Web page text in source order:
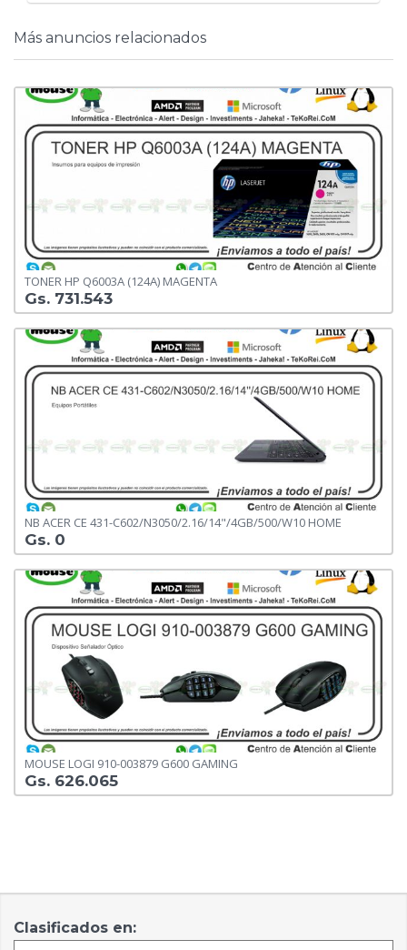
Más anuncios relacionados
TONER HP Q6003A (124A) MAGENTA
Gs. 731.543
NB ACER CE 431-C602/N3050/2.16/14"/4GB/500/W10 HOME
Gs. 0
MOUSE LOGI 910-003879 G600 GAMING
Gs. 626.065
Clasificados en: